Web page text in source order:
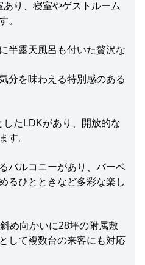
り、寝室やゲストルーム
。
半露天風呂も付いた贅沢な
分を味わえる特別感のある
たLDKがあり、開放的な
す。
バルコニーがあり、バーベ
るひとときなど多彩な楽し
め向かいに28坪の附属敷
して複数台の来客にも対応